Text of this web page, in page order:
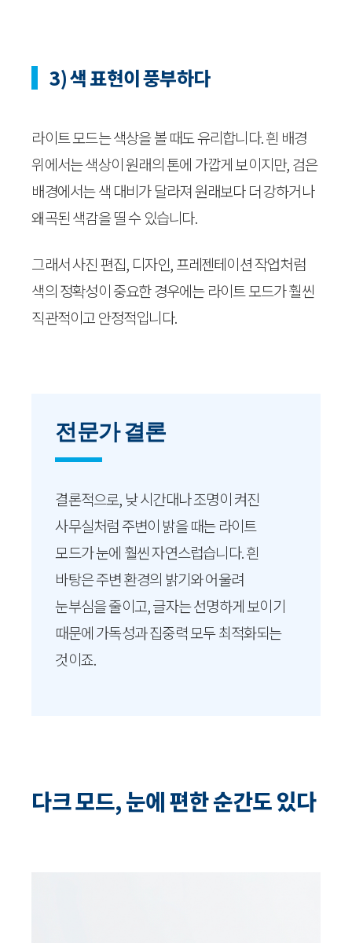
3) 색 표현이 풍부하다
라이트 모드는 색상을 볼 때도 유리합니다. 흰 배경
위에서는 색상이 원래의 톤에 가깝게 보이지만, 검은
배경에서는 색 대비가 달라져 원래보다 더 강하거나
왜곡된 색감을 띨 수 있습니다.
그래서 사진 편집, 디자인, 프레젠테이션 작업처럼
색의 정확성이 중요한 경우에는 라이트 모드가 훨씬
직관적이고 안정적입니다.
전문가 결론
결론적으로, 낮 시간대나 조명이 켜진
사무실처럼 주변이 밝을 때는 라이트
모드가 눈에 훨씬 자연스럽습니다. 흰
바탕은 주변 환경의 밝기와 어울려
눈부심을 줄이고, 글자는 선명하게 보이기
때문에 가독성과 집중력 모두 최적화되는
것이죠.
다크 모드, 눈에 편한 순간도 있다